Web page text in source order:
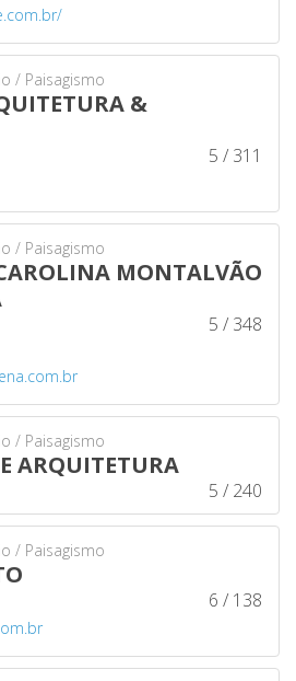
/ Paisagismo
&
5 / 311
/ Paisagismo
MONTALVÃO
5 / 348
/ Paisagismo
ARQUITETURA
5 / 240
/ Paisagismo
6 / 138